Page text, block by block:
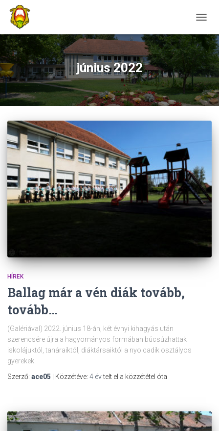
június 2022
HÍREK
Ballag már a vén diák tovább,
tovább…
(Galériával) 2022. június 18-án, két évnyi kihagyás után
szerencsére újra a hagyományos formában búcsúzhattak
iskolájuktól, tanáraiktól, diáktársaiktól a nyolcadik osztályos
gyerekek.
Szerző: ace05 | Közzétéve: 4 évtelt el a közzététel óta